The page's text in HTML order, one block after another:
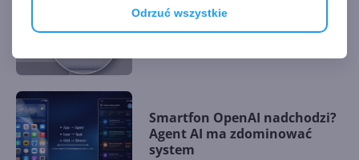
Odrzuć wszystkie
O ten klawisz była awantura.
Microsoft ustępuje i szykuje
Smartfon OpenAI nadchodzi?
Agent AI ma zdominować
system